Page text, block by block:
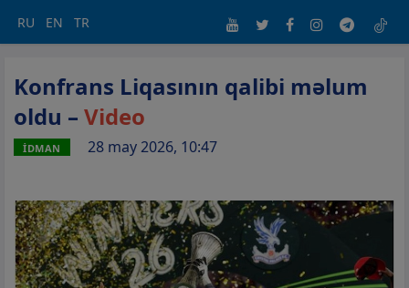
RU EN TR
Konfrans Liqasının qalibi məlum
oldu – Video
İDMAN 28 may 2026, 10:47